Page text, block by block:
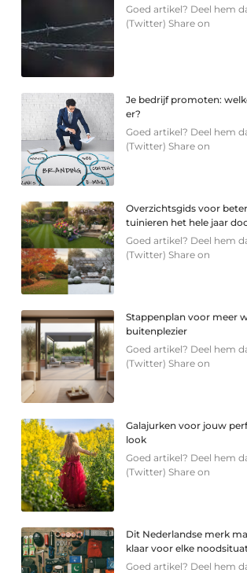
Goed artikel? Deel hem
(Twitter) Share on
Je bedrijf promoten:
er?
Goed artikel? Deel hem
(Twitter) Share on
Overzichtsgids voor
tuinieren het hele jaar
Goed artikel? Deel hem
(Twitter) Share on
Stappenplan voor meer
buitenplezier
Goed artikel? Deel hem
(Twitter) Share on
Galajurken voor jouw
look
Goed artikel? Deel hem
(Twitter) Share on
Dit Nederlandse merk
klaar voor elke
Goed artikel? Deel hem